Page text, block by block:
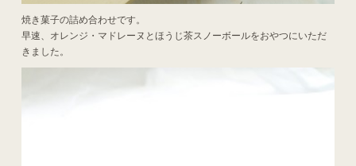
焼き菓子の詰め合わせです。
早速、オレンジ・マドレーヌとほうじ茶スノーボールをおやつにいただ
きました。